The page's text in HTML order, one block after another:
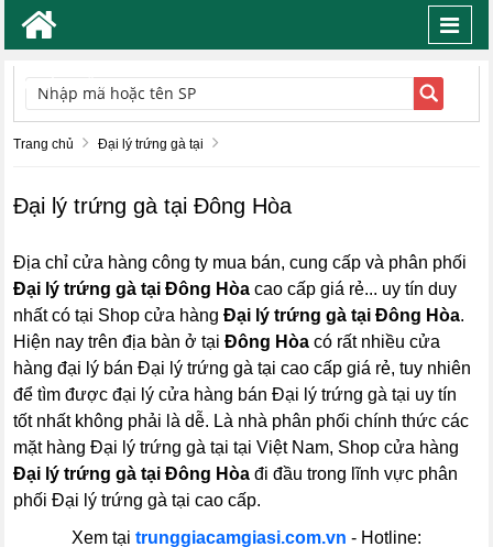
TÌM KIẾM
Trang chủ Đại lý trứng gà tại
Đại lý trứng gà tại Đông Hòa
Địa chỉ cửa hàng công ty mua bán, cung cấp và phân phối
Đại lý trứng gà tại Đông Hòa cao cấp giá rẻ... uy tín duy
nhất có tại Shop cửa hàngĐại lý trứng gà tại Đông Hòa.
Hiện nay trên địa bàn ở tạiĐông Hòa có rất nhiều cửa
hàng đại lý bán Đại lý trứng gà tại cao cấp giá rẻ, tuy nhiên
để tìm được đại lý cửa hàng bán Đại lý trứng gà tại uy tín
tốt nhất không phải là dễ. Là nhà phân phối chính thức các
mặt hàng Đại lý trứng gà tại tại Việt Nam, Shop cửa hàng
Đại lý trứng gà tại Đông Hòa đi đầu trong lĩnh vực phân
phối Đại lý trứng gà tại cao cấp.
Xem tại trunggiacamgiasi.com.vn - Hotline: